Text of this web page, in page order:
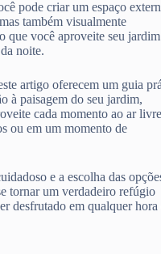
pode criar um espaço
também visualmente
que você aproveite seu
noite.
artigo oferecem um guia
à paisagem do seu jardim,
cada momento ao ar
ou em um momento de
e a escolha das
tornar um verdadeiro refúgio
desfrutado em qualquer hora